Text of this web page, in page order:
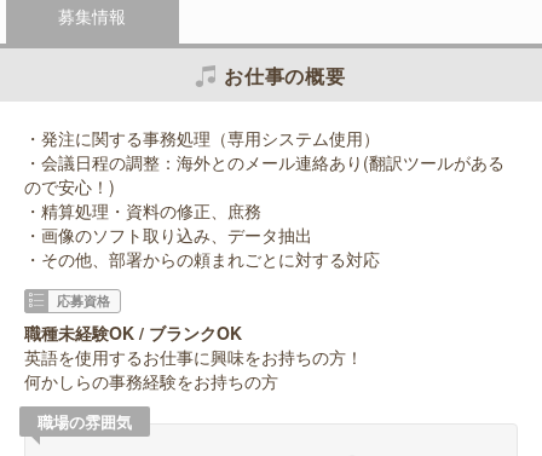
募集情報
お仕事の概要
・発注に関する事務処理（専用システム使用）
・会議日程の調整：海外とのメール連絡あり(翻訳ツールがある
ので安心！)
・精算処理・資料の修正、庶務
・画像のソフト取り込み、データ抽出
・その他、部署からの頼まれごとに対する対応
応募資格
職種未経験OK / ブランクOK
英語を使用するお仕事に興味をお持ちの方！
何かしらの事務経験をお持ちの方
職場の雰囲気